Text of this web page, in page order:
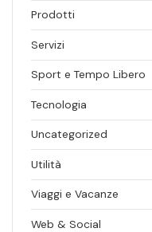
Prodotti
Servizi
Sport e Tempo Libero
Tecnologia
Uncategorized
Utilità
Viaggi e Vacanze
Web & Social